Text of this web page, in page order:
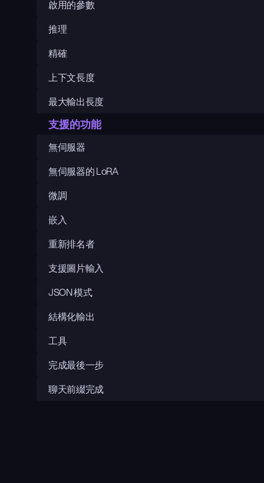
啟用的參數
推理
精確
上下文長度
最大輸出長度
支援的功能
無伺服器
無伺服器的 LoRA
微調
嵌入
重新排名者
支援圖片輸入
JSON 模式
結構化輸出
工具
完成最後一步
聊天前綴完成